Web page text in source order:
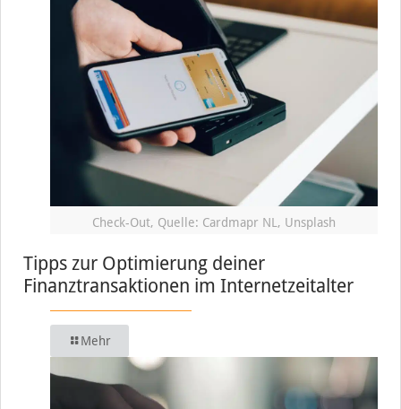
Check-Out, Quelle: Cardmapr NL, Unsplash
Tipps zur Optimierung deiner
Finanztransaktionen im Internetzeitalter
Mehr